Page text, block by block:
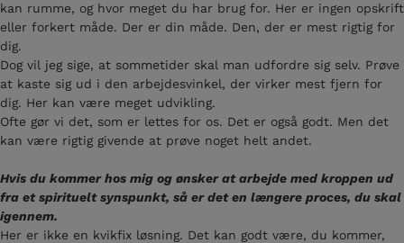
kan rumme, og hvor meget du har brug for. Her er ingen opskrift
eller forkert måde. Der er din måde. Den, der er mest rigtig for
dig.
Dog vil jeg sige, at sommetider skal man udfordre sig selv. Prøve
at kaste sig ud i den arbejdesvinkel, der virker mest fjern for
dig. Her kan være meget udvikling.
Ofte gør vi det, som er lettes for os. Det er også godt. Men det
kan være rigtig givende at prøve noget helt andet.
Hvis du kommer hos mig og ønsker at arbejde med kroppen ud
fra et spirituelt synspunkt, så er det en længere proces, du skal
igennem.
Her er ikke en kvikfix løsning. Det kan godt være, du kommer,